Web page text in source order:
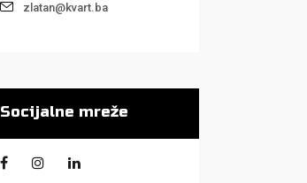
zlatan@kvart.ba
Socijalne mreže